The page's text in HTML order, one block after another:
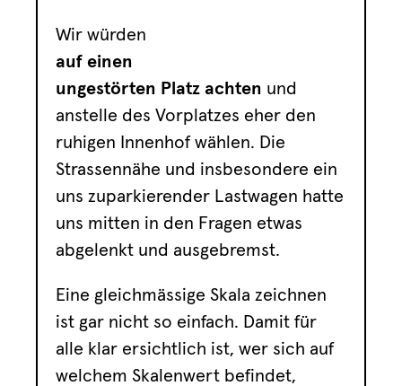
Wir würden
auf einen
ungestörten Platz achten und
anstelle des Vorplatzes eher den
ruhigen Innenhof wählen. Die
Strassennähe und insbesondere ein
uns zuparkierender Lastwagen hatte
uns mitten in den Fragen etwas
abgelenkt und ausgebremst.
Eine gleichmässige Skala zeichnen
ist gar nicht so einfach. Damit für
alle klar ersichtlich ist, wer sich auf
welchem Skalenwert befindet,